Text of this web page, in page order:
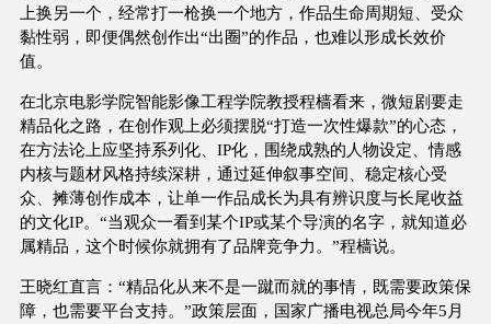
上换另一个，经常打一枪换一个地方，作品生命周期短、受众
黏性弱，即便偶然创作出“出圈”的作品，也难以形成长效价
值。
在北京电影学院智能影像工程学院教授程樯看来，微短剧要走
精品化之路，在创作观上必须摆脱“打造一次性爆款”的心态，
在方法论上应坚持系列化、IP化，围绕成熟的人物设定、情感
内核与题材风格持续深耕，通过延伸叙事空间、稳定核心受
众、摊薄创作成本，让单一作品成长为具有辨识度与长尾收益
的文化IP。“当观众一看到某个IP或某个导演的名字，就知道必
属精品，这个时候你就拥有了品牌竞争力。”程樯说。
王晓红直言：“精品化从来不是一蹴而就的事情，既需要政策保
障，也需要平台支持。”政策层面，国家广播电视总局今年5月